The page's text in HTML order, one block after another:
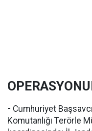
- Cumhuriyet
Komutanlığı Terörle